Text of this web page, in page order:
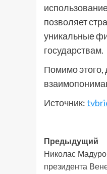
позволяет
уникальные
государствам.
Помимо
Источник:
записи
Предыдущий
Николас Мадуро
президента